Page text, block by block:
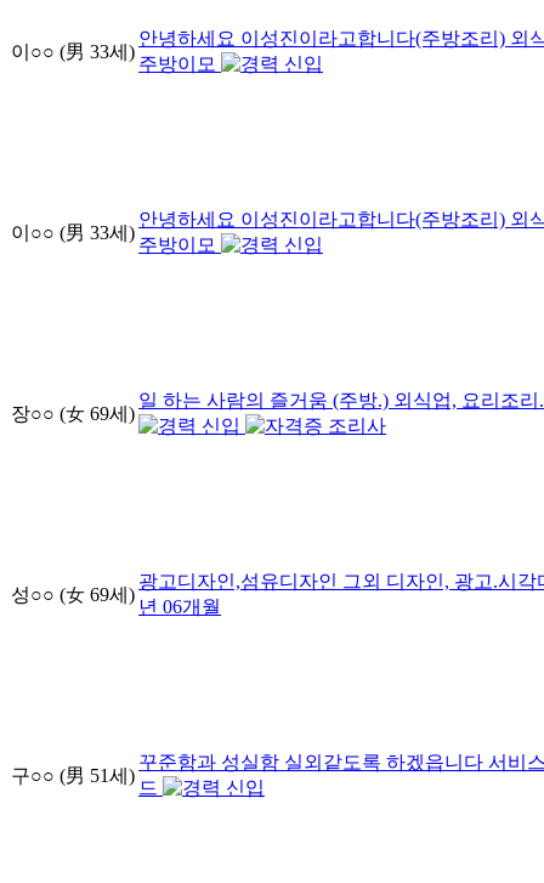
이○○ (男 33세)
안녕하세요 이성진이라고합니다(주방조리) 외
주방이모
신입
이○○ (男 33세)
안녕하세요 이성진이라고합니다(주방조리) 외
주방이모
신입
장○○ (女 69세)
일 하는 사람의 즐거움 (주방.) 외식업, 요리조
신입
조리사
성○○ (女 69세)
광고디자인,섬유디자인 그외 디자인, 광고.시
년 06개월
구○○ (男 51세)
꾸준함과 성실함 실외같도록 하겠읍니다 서비
드
신입